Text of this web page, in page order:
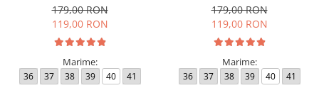
179,00 RON
119,00 RON
Marime:
36 37 38 39 40 41
179,00 RON
119,00 RON
Marime:
36 37 38 39 40 41